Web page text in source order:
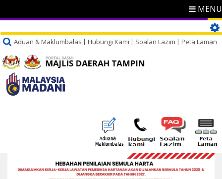
MENU
Aduan & Maklumbalas Hubungi Kami Soalan Lazim Peta Laman